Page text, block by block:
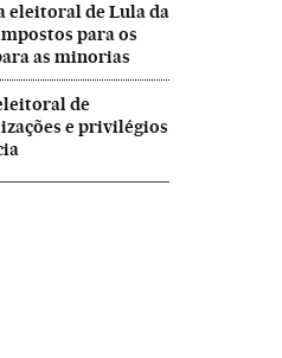
eleitoral de Lula da
para os
as minorias
de
e privilégios